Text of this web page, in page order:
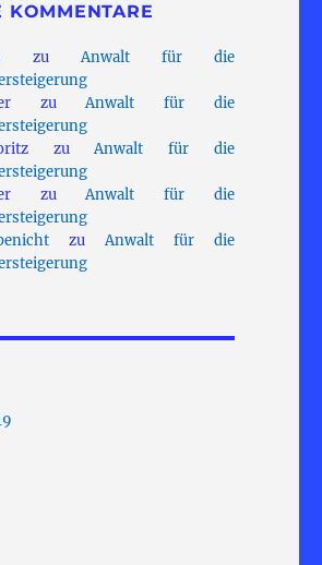
KOMMENTARE
zuAnwalt für die
zuAnwalt für die
zuAnwalt für die
zuAnwalt für die
zuAnwalt für die